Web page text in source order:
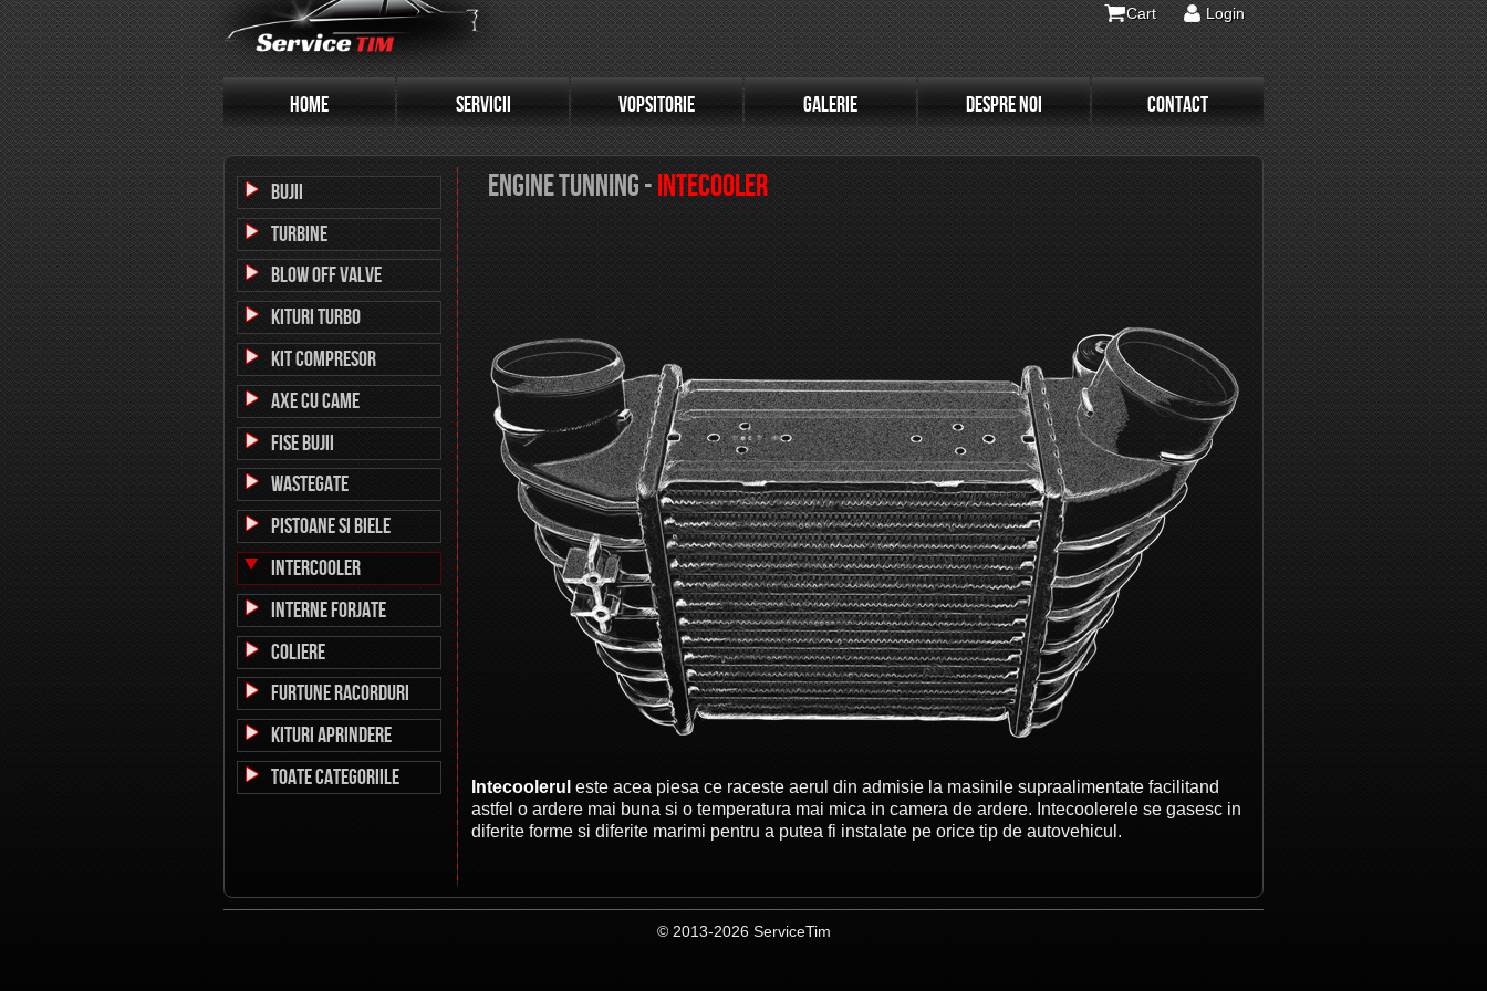
Cart Login
HOME SERVICII VOPSITORIE GALERIE DESPRE NOI CONTACT
INTECOOLER
Intecoolerul este acea piesa ce raceste aerul din admisie la masinile supraalimentate facilitand
astfel o ardere mai buna si o temperatura mai mica in camera de ardere. Intecoolerele se gasesc in
diferite forme si diferite marimi pentru a putea fi instalate pe orice tip de autovehicul.
BUJII
TURBINE
Blow off valve
Kituri Turbo
KIT COMPRESOR
Axe cu came
FISE BUJII
wastegate
PISTOANE SI BIELE
INTERCOOLER
Interne forjate
Coliere
Furtune Racorduri
Kituri aprindere
Toate Categoriile
© 2013-2026 ServiceTim